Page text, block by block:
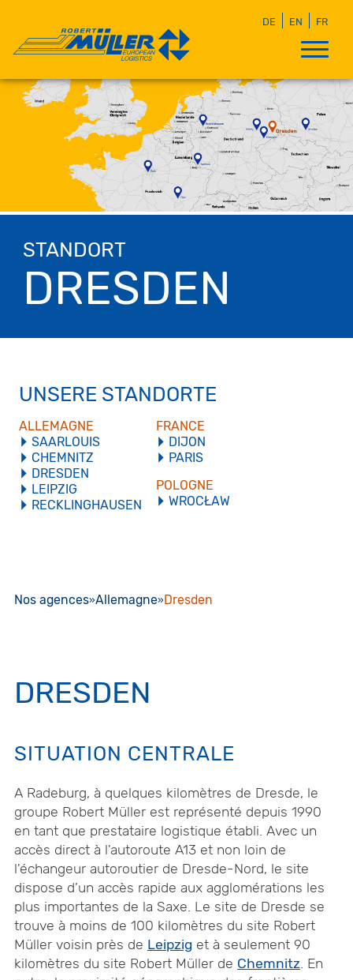
DE EN FR
STANDORT
DRESDEN
UNSERE STANDORTE
ALLEMAGNE
SAARLOUIS
CHEMNITZ
DRESDEN
LEIPZIG
RECKLINGHAUSEN
FRANCE
DIJON
PARIS
POLOGNE
WROCŁAW
Nos agences Allemagne Dresden
DRESDEN
SITUATION CENTRALE
A Radeburg, à quelques kilomètres de Dresde, le
groupe Robert Müller est représenté depuis 1990
en tant que prestataire logistique établi. Avec un
accès direct à l'autoroute A13 et non loin de
l'échangeur autoroutier de Dresde-Nord, le site
dispose d’un accès rapide aux agglomérations les
plus importantes de la Saxe. Le site de Dresde se
trouve à moins de 100 kilomètres du site Robert
Müller voisin près de Leipzig et à seulement 90
kilomètres du site Robert Müller de Chemnitz . En